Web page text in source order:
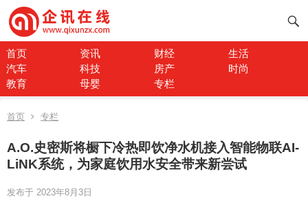
首页 资讯 财经
生活
汽车
科技 房产
时尚
教育
母婴 专栏
首页 专栏
A.O.史密斯将橱下冷热即饮净水机接入智能物联AI-
LiNK系统，为家庭饮用水安全带来新尝试
发布于 2023年8月3日